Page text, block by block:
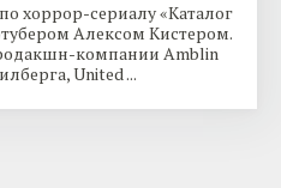
хоррор-сериалу «Каталог
Алексом Кистером.
компании Amblin
United ...